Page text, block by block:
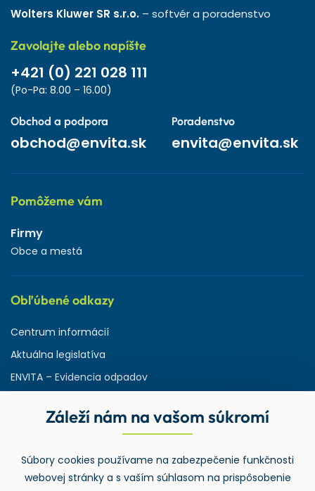
Wolters Kluwer SR s.r.o. – softvér a poradenstvo
Zavolajte alebo napíšte
+421 (0) 221 028 111
(Po-Pa: 8.00 – 16.00)
Obchod a podpora
obchod@envita.sk
Poradenstvo
envita@envita.sk
Pomôžeme vám
Firmy
Obce a mestá
Obľúbené odkazy
Centrum informácií
Aktuálna legislatíva
ENVITA – Evidencia odpadov
Ministerstvo životného prostredia
ASPI | Svet práva pre profesionálov
Záleží nám na vašom súkromí
Súbory cookies používame na zabezpečenie funkčnosti
webovej stránky a s vaším súhlasom na prispôsobenie